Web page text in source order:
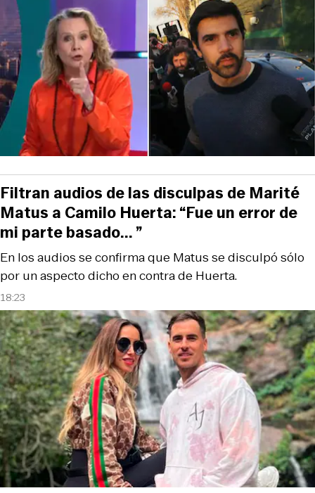
18:23
En los audios se confirma que Matus se disculpó sólo
por un aspecto dicho en contra de Huerta.
Filtran audios de las disculpas de Marité
Matus a Camilo Huerta: “Fue un error de
mi parte basado... ”